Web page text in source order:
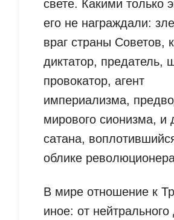
свете. Какими только
его не награждали:
враг страны Советов,
диктатор, предатель,
провокатор, агент
империализма,
мирового сионизма, и
сатана,
облике
В мире отношение к
иное: от нейтрального